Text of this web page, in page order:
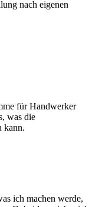
nach eigenen
für Handwerker
was die
kann.
ich machen werde,